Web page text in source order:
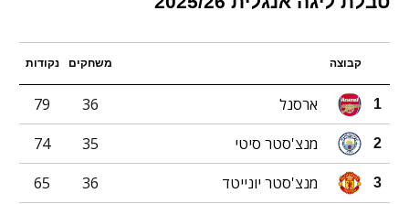
קבוצה משחקים נקודות
1 ארסנל 36
79
2 מנצ'סטר סיטי 35
74
3 מנצ'סטר יונייטד 36
65